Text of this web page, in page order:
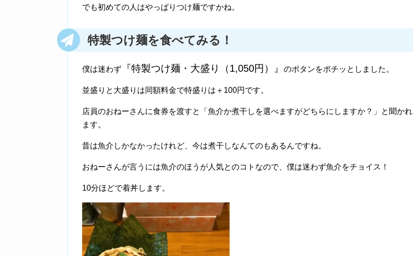
でも初めての人はやっぱりつけ麺ですかね。
特製つけ麺を食べてみる！
僕は迷わず 『特製つけ麺・大盛り（1,050円）』 のボタンをポチッとしました。
並盛りと大盛りは同額料金で特盛りは＋100円です。
店員のおねーさんに食券を渡すと「魚介か煮干しを選べますがどちらにしますか？」と聞かれ
ます。
昔は魚介しかなかったけれど、今は煮干しなんてのもあるんですね。
おねーさんが言うには魚介のほうが人気とのコトなので、僕は迷わず魚介をチョイス！
10分ほどで着丼します。